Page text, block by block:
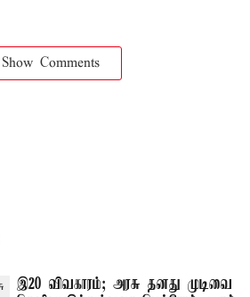
Show Comments
இ20 விவகாரம்; அரசு தனது முடிவை